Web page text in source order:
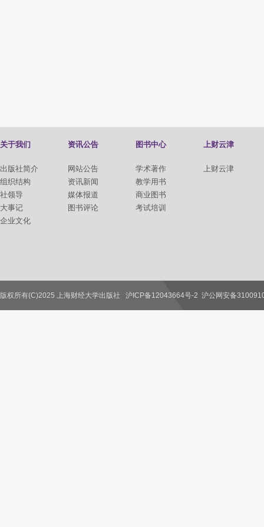
关于我们
出版社简介
组织结构
社领导
大事记
企业文化
资讯公告
网站公告
资讯新闻
媒体报道
图书评论
图书中心
学术著作
教学用书
商业图书
考试培训
上财云津
上财云津
联系我们
版权所有(C)2025 上海财经大学出版社 沪ICP备12043664号-2 沪公网安备